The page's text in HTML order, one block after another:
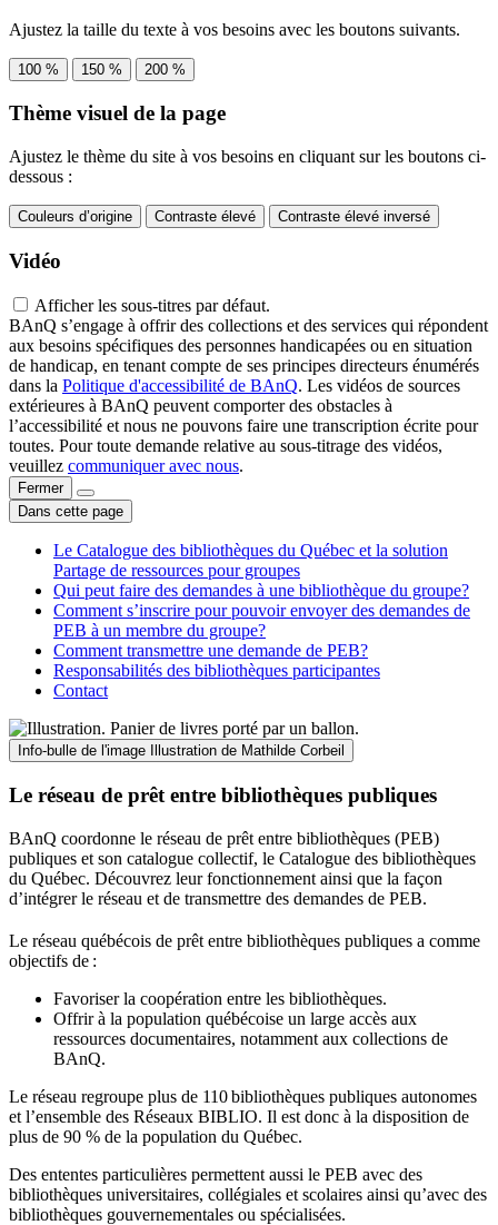
Ajustez la taille du texte à vos besoins avec les boutons suivants.
100 % 150 % 200 %
Thème visuel de la page
Ajustez le thème du site à vos besoins en cliquant sur les boutons ci-
dessous :
Couleurs d’origine Contraste élevé Contraste élevé inversé
Vidéo
Afficher les sous-titres par défaut.
BAnQ s’engage à offrir des collections et des services qui répondent
aux besoins spécifiques des personnes handicapées ou en situation
de handicap, en tenant compte de ses principes directeurs énumérés
dans la Politique d'accessibilité de BAnQ. Les vidéos de sources
extérieures à BAnQ peuvent comporter des obstacles à
l’accessibilité et nous ne pouvons faire une transcription écrite pour
toutes. Pour toute demande relative au sous-titrage des vidéos,
veuillez communiquer avec nous.
Fermer
Dans cette page
Le Catalogue des bibliothèques du Québec et la solution
Partage de ressources pour groupes
Qui peut faire des demandes à une bibliothèque du groupe?
Comment s’inscrire pour pouvoir envoyer des demandes de
PEB à un membre du groupe?
Comment transmettre une demande de PEB?
Responsabilités des bibliothèques participantes
Contact
Info-bulle de l'image Illustration de Mathilde Corbeil
Le réseau de prêt entre bibliothèques publiques
BAnQ coordonne le réseau de prêt entre bibliothèques (PEB)
publiques et son catalogue collectif, le Catalogue des bibliothèques
du Québec. Découvrez leur fonctionnement ainsi que la façon
d’intégrer le réseau et de transmettre des demandes de PEB.
Le réseau québécois de prêt entre bibliothèques publiques a comme
objectifs de :
Favoriser la coopération entre les bibliothèques.
Offrir à la population québécoise un large accès aux
ressources documentaires, notamment aux collections de
BAnQ.
Le réseau regroupe plus de 110bibliothèques publiques autonomes
et l’ensemble des Réseaux BIBLIO. Il est donc à la disposition de
plus de 90 % de la population du Québec.
Des ententes particulières permettent aussi le PEB avec des
bibliothèques universitaires, collégiales et scolaires ainsi qu’avec des
bibliothèques gouvernementales ou spécialisées.